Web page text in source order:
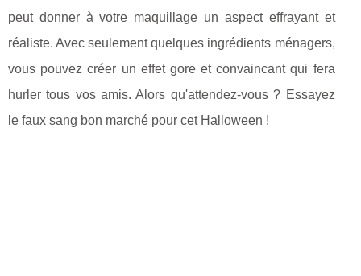
peut donner à votre maquillage un aspect effrayant et
réaliste. Avec seulement quelques ingrédients ménagers,
vous pouvez créer un effet gore et convaincant qui fera
hurler tous vos amis. Alors qu'attendez-vous ? Essayez
le faux sang bon marché pour cet Halloween !